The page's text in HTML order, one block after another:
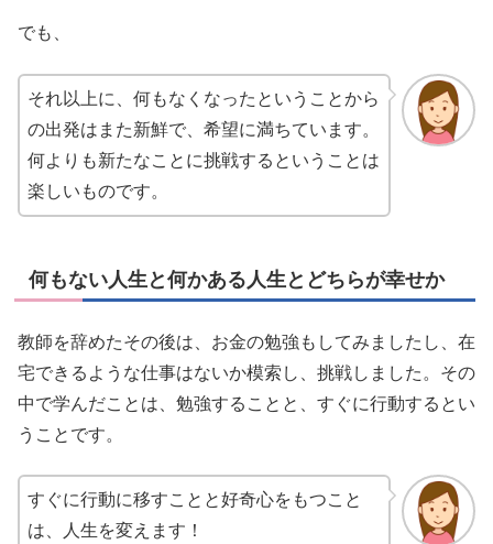
でも、
それ以上に、何もなくなったということから
の出発はまた新鮮で、希望に満ちています。
何よりも新たなことに挑戦するということは
楽しいものです。
何もない人生と何かある人生とどちらが幸せか
教師を辞めたその後は、お金の勉強もしてみましたし、在
宅できるような仕事はないか模索し、挑戦しました。その
中で学んだことは、勉強することと、すぐに行動するとい
うことです。
すぐに行動に移すことと好奇心をもつこと
は、人生を変えます！